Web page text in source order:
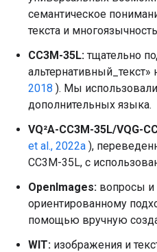
семантическое
текста и
CC3M-35L: тщательно
2018 ). Мы использовали
дополнительных языка.
VQ²A-CC3M-35L/VQG-
et al., 2022a ),
CC3M-35L, с
OpenImages: вопросы и
ориентированному
помощью вручную
WIT: изображения и